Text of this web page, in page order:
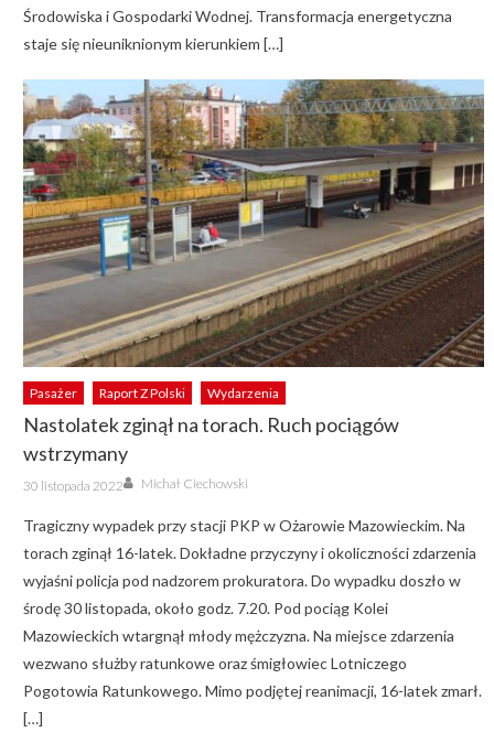
Środowiska i Gospodarki Wodnej. Transformacja energetyczna
staje się nieuniknionym kierunkiem […]
Pasażer Raport Z Polski Wydarzenia
Nastolatek zginął na torach. Ruch pociągów
wstrzymany
Posted
on
30 listopada 2022 Author
Michał Ciechowski
Tragiczny wypadek przy stacji PKP w Ożarowie Mazowieckim. Na
torach zginął 16-latek. Dokładne przyczyny i okoliczności zdarzenia
wyjaśni policja pod nadzorem prokuratora. Do wypadku doszło w
środę 30 listopada, około godz. 7.20. Pod pociąg Kolei
Mazowieckich wtargnął młody mężczyzna. Na miejsce zdarzenia
wezwano służby ratunkowe oraz śmigłowiec Lotniczego
Pogotowia Ratunkowego. Mimo podjętej reanimacji, 16-latek zmarł.
[…]